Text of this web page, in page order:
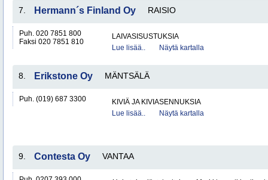
7. Hermann´s Finland Oy RAISIO
Puh. 020 7851 800
Faksi 020 7851 810
LAIVASISUSTUKSIA
Lue lisää..
Näytä kartalla
8. Erikstone Oy MÄNTSÄLÄ
Puh. (019) 687 3300
KIVIÄ JA KIVIASENNUKSIA
Lue lisää..
Näytä kartalla
9. Contesta Oy VANTAA